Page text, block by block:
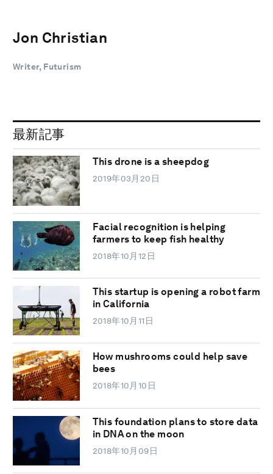
Jon Christian
Writer, Futurism
最新記事
This drone is a sheepdog
2019年03月20日
Facial recognition is helping
farmers to keep fish healthy
2018年10月12日
This startup is opening a robot farm
in California
2018年10月11日
How mushrooms could help save
bees
2018年10月10日
This foundation plans to store data
in DNA on the moon
2018年10月09日